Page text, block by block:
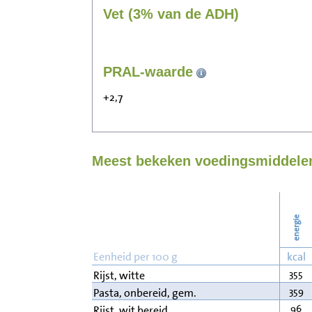
Vet (3% van de ADH)
PRAL-waarde
+2,7
Meest bekeken
energie
Eenheid per 100 g kcal
Rijst, witte
355
Pasta, onbereid, gem. 359
96